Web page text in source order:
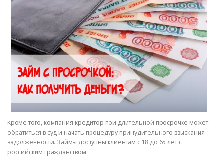
Кроме того, компания-кредитор при длительной просрочке может
обратиться в суд и начать процедуру принудительного взыскания
задолженности. Займы доступны клиентам с 18 до 65 лет с
российским гражданством.